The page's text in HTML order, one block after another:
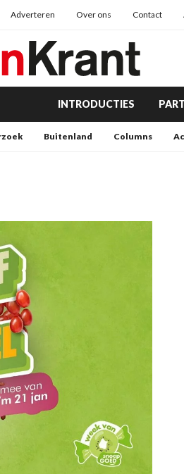
Adverteren Over ons Contact
INTRODUCTIES
Buitenland Columns